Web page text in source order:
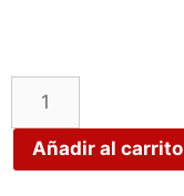
Añadir al carrito